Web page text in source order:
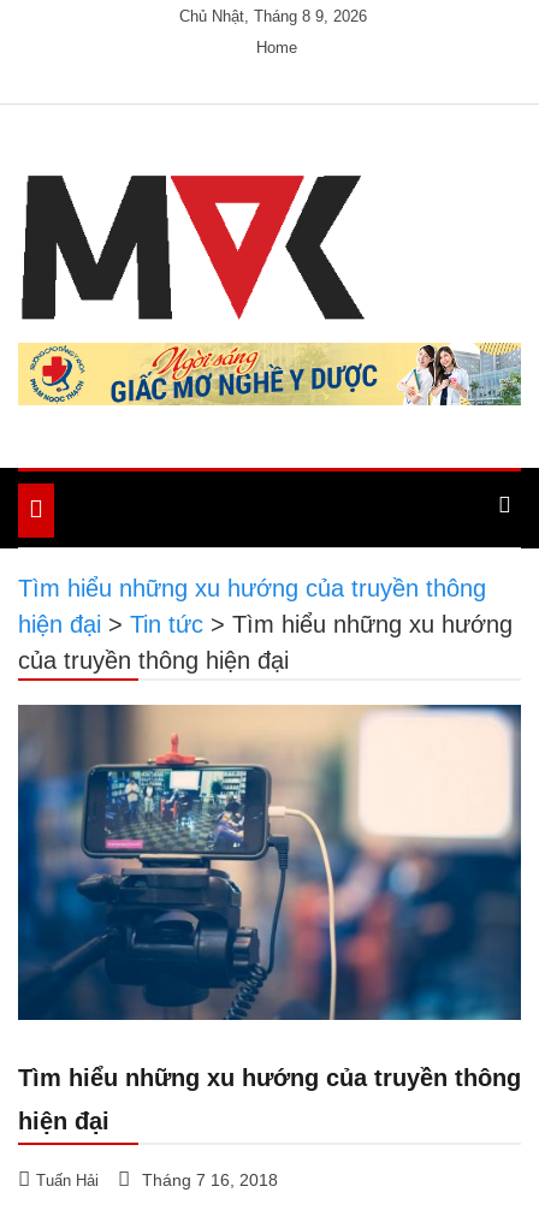
Chủ Nhật, Tháng 8 9, 2026
Home
Ample Magazine
Just another My Blog site
Toggle
navigation
Tìm hiểu những xu hướng của truyền thông
hiện đại > Tin tức > Tìm hiểu những xu hướng
của truyền thông hiện đại
Tìm hiểu những xu hướng của truyền thông
hiện đại
Tuấn Hải Tháng 7 16, 2018